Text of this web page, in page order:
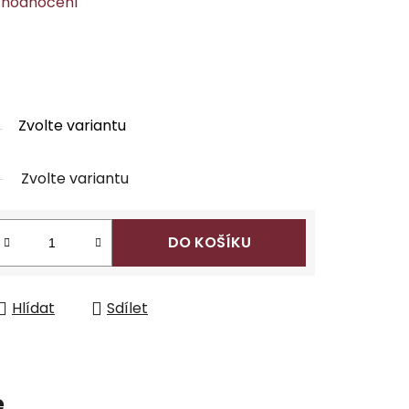
Zvolte variantu
Zvolte variantu
DO KOŠÍKU
Hlídat Sdílet